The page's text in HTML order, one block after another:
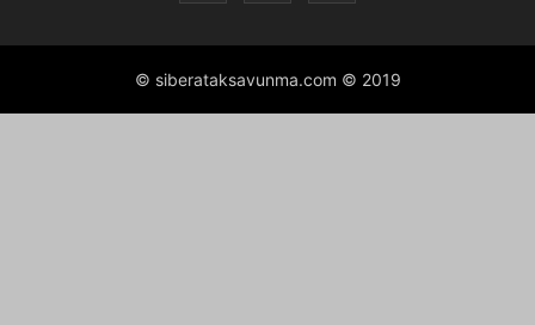
© siberataksavunma.com © 2019